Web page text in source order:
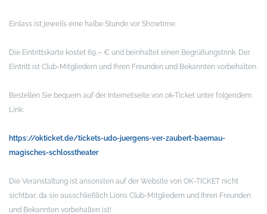
Einlass ist jeweils eine halbe Stunde vor Showtime.
Die Eintrittskarte kostet 69,– € und beinhaltet einen Begrüßungstrink. Der
Eintritt ist Club-Mitgliedern und Ihren Freunden und Bekannten vorbehalten.
Bestellen Sie bequem auf der Internetseite von ok-Ticket unter folgendem
Link:
https://okticket.de/tickets-udo-juergens-ver-zaubert-baernau-
magisches-schlosstheater
Die Veranstaltung ist ansonsten auf der Website von OK-TICKET nicht
sichtbar, da sie ausschließlich Lions Club-Mitgliedern und Ihren Freunden
und Bekannten vorbehalten ist!